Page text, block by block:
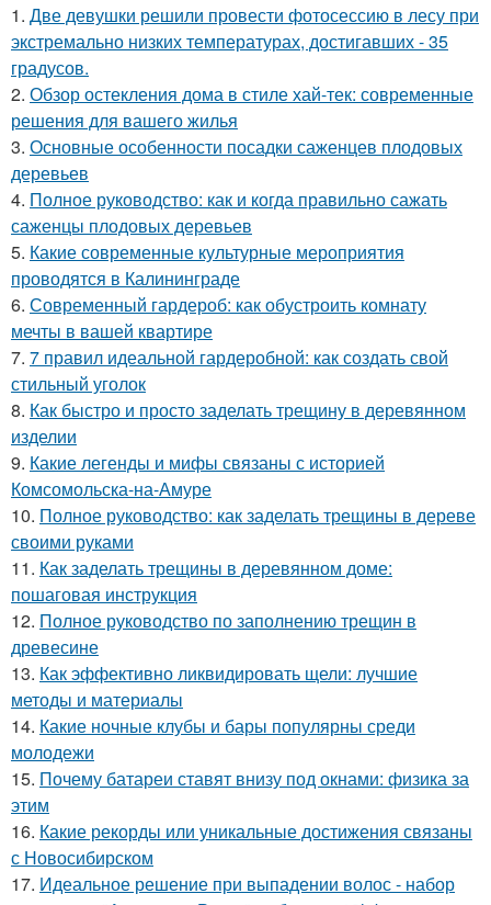
1. Две девушки решили провести фотосессию в лесу при
экстремально низких температурах, достигавших - 35
градусов.
2. Обзор остекления дома в стиле хай-тек: современные
решения для вашего жилья
3. Основные особенности посадки саженцев плодовых
деревьев
4. Полное руководство: как и когда правильно сажать
саженцы плодовых деревьев
5. Какие современные культурные мероприятия
проводятся в Калининграде
6. Современный гардероб: как обустроить комнату
мечты в вашей квартире
7. 7 правил идеальной гардеробной: как создать свой
стильный уголок
8. Как быстро и просто заделать трещину в деревянном
изделии
9. Какие легенды и мифы связаны с историей
Комсомольска-на-Амуре
10. Полное руководство: как заделать трещины в дереве
своими руками
11. Как заделать трещины в деревянном доме:
пошаговая инструкция
12. Полное руководство по заполнению трещин в
древесине
13. Как эффективно ликвидировать щели: лучшие
методы и материалы
14. Какие ночные клубы и бары популярны среди
молодежи
15. Почему батареи ставят внизу под окнами: физика за
этим
16. Какие рекорды или уникальные достижения связаны
с Новосибирском
17. Идеальное решение при выпадении волос - набор